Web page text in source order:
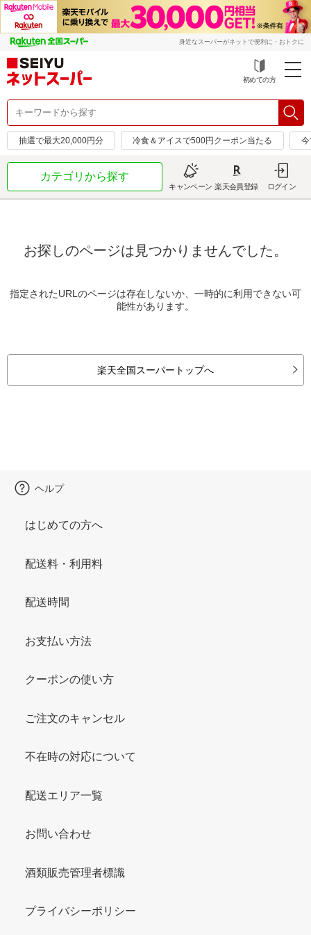
身近なスーパーがネットで便利に・おトクに
初めての方
抽選で最大20,000円分 冷食＆アイスで500円クーポン当たる
カテゴリから探す
キャンペーン 楽天会員登録 ログイン
お探しのページは見つかりませんでした。
指定されたURLのページは存在しないか、一時的に利用できない可
能性があります。
楽天全国スーパートップへ
ヘルプ
はじめての方へ
配送料・利用料
配送時間
お支払い方法
クーポンの使い方
ご注文のキャンセル
不在時の対応について
配送エリア一覧
お問い合わせ
酒類販売管理者標識
プライバシーポリシー